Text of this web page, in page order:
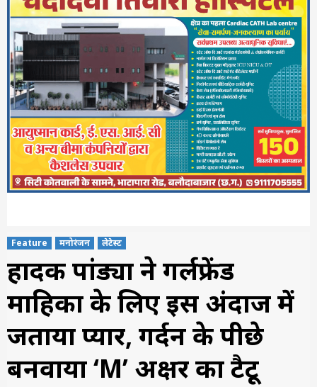
Feature मनोरंजन लेटेस्ट
हार्दिक पांड्या ने गर्लफ्रेंड
माहिका के लिए इस अंदाज में
जताया प्यार, गर्दन के पीछे
बनवाया ‘M’ अक्षर का टैटू